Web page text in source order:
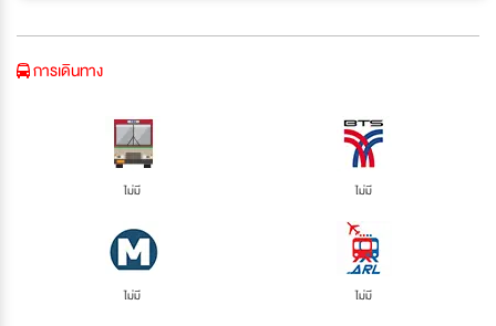
การเดินทาง
ไม่มี ไม่มี
ไม่มี ไม่มี